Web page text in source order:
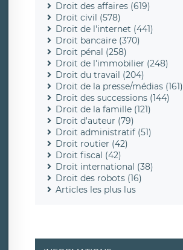
Droit des affaires (619)
Droit civil (578)
Droit de l'internet (441)
Droit bancaire (370)
Droit pénal (258)
Droit de l'immobilier (248)
Droit du travail (204)
Droit de la presse/médias (161)
Droit des successions (144)
Droit de la famille (121)
Droit d'auteur (79)
Droit administratif (51)
Droit routier (42)
Droit fiscal (42)
Droit international (38)
Droit des robots (16)
Articles les plus lus